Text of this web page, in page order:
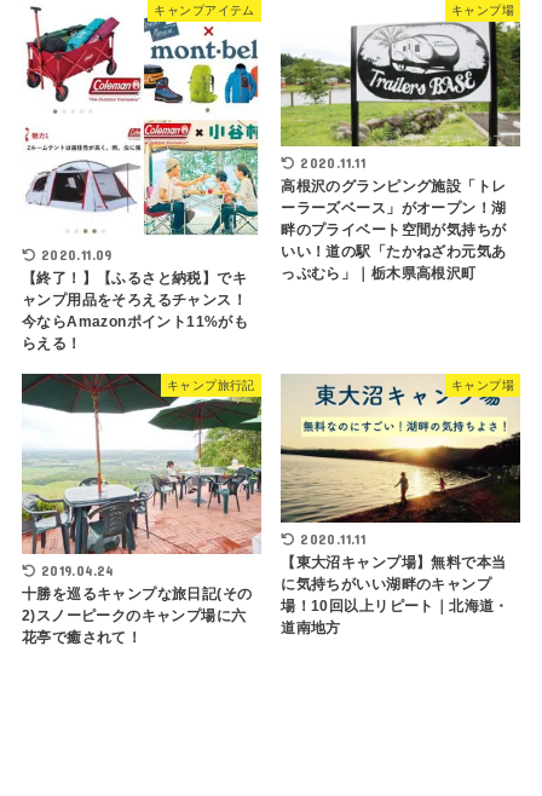
キャンプアイテム
2020.11.09
【終了！】【ふるさと納税】でキ
ャンプ用品をそろえるチャンス！
今ならAmazonポイント11%がも
らえる！
キャンプ場
2020.11.11
高根沢のグランピング施設「トレ
ーラーズベース」がオープン！湖
畔のプライベート空間が気持ちが
いい！道の駅「たかねざわ元気あ
っぷむら」｜栃木県高根沢町
キャンプ旅行記
2019.04.24
十勝を巡るキャンプな旅日記(その
2)スノーピークのキャンプ場に六
花亭で癒されて！
キャンプ場
2020.11.11
【東大沼キャンプ場】無料で本当
に気持ちがいい湖畔のキャンプ
場！10回以上リピート｜北海道・
道南地方